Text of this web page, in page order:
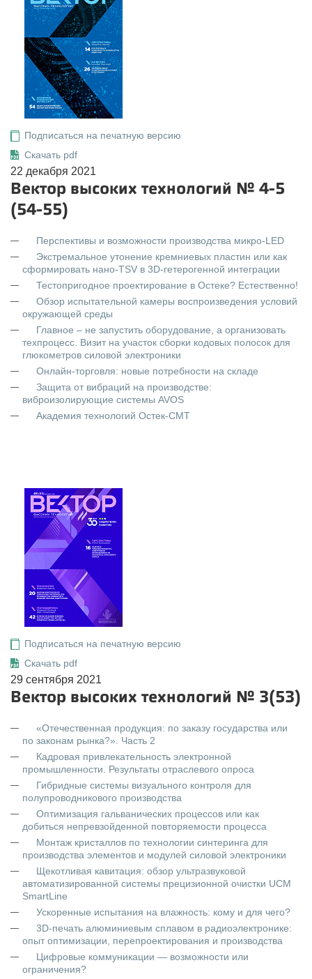
Подписаться на печатную версию
Скачать pdf
22 декабря 2021
Вектор высоких технологий № 4-5
(54-55)
Перспективы и возможности производства микро-LED
Экстремальное утонение кремниевых пластин или как
сформировать нано-TSV в 3D-гетерогенной интеграции
Тестопригодное проектирование в Остеке? Естественно!
Обзор испытательной камеры воспроизведения условий
окружающей среды
Главное – не запустить оборудование, а организовать
техпроцесс. Визит на участок сборки кодовых полосок для
глюкометров силовой электроники
Онлайн-торговля: новые потребности на складе
Защита от вибраций на производстве:
виброизолирующие системы AVOS
Академия технологий Остек-СМТ
Подписаться на печатную версию
Скачать pdf
29 сентября 2021
Вектор высоких технологий № 3(53)
«Отечественная продукция: по заказу государства или
по законам рынка?». Часть 2
Кадровая привлекательность электронной
промышленности. Результаты отраслевого опроса
Гибридные системы визуального контроля для
полупроводникового производства
Оптимизация гальванических процессов или как
добиться непревзойденной повторяемости процесса
Монтаж кристаллов по технологии синтеринга для
производства элементов и модулей силовой электроники
Щекотливая кавитация: обзор ультразвуковой
автоматизированной системы прецизионной очистки UCM
SmartLine
Ускоренные испытания на влажность: кому и для чего?
3D-печать алюминиевым сплавом в радиоэлектронике:
опыт оптимизации, перепроектирования и производства
Цифровые коммуникации — возможности или
ограничения?